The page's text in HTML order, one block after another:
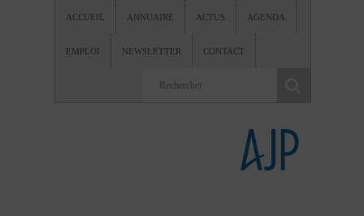
ACCUEIL ANNUAIRE ACTUS AGENDA
EMPLOI NEWSLETTER CONTACT